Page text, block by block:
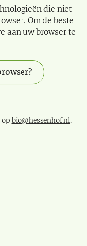
die niet
Om de beste
aan uw browser te
op bio@hessenhof.nl.